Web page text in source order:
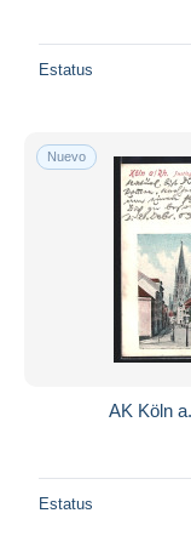
Estatus
Nuevo
AK Köln
Estatus